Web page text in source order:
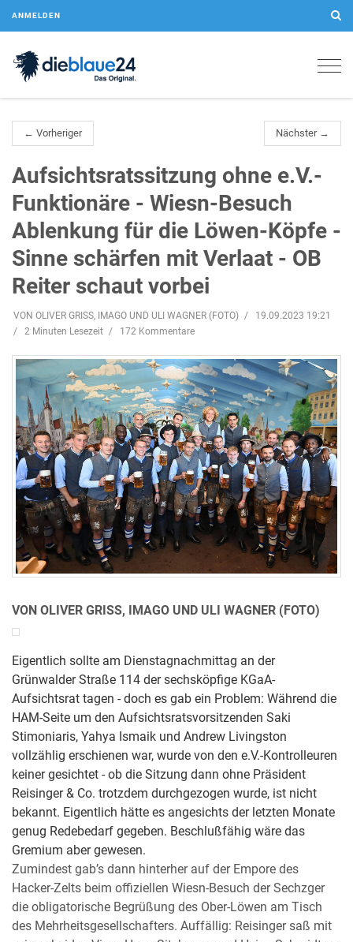
ANMELDEN
← Vorheriger Nächster →
Aufsichtsratssitzung ohne e.V.-
Funktionäre - Wiesn-Besuch
Ablenkung für die Löwen-Köpfe -
Sinne schärfen mit Verlaat - OB
Reiter schaut vorbei
VON OLIVER GRISS, IMAGO UND ULI WAGNER (FOTO)
19.09.2023 19:21
2 Minuten Lesezeit
172 Kommentare
VON OLIVER GRISS, IMAGO UND ULI WAGNER (FOTO)
Eigentlich sollte am Dienstagnachmittag an der
Grünwalder Straße 114 der sechsköpfige KGaA-
Aufsichtsrat tagen - doch es gab ein Problem: Während die
HAM-Seite um den Aufsichtsratsvorsitzenden Saki
Stimoniaris, Yahya Ismaik und Andrew Livingston
vollzählig erschienen war, wurde von den e.V.-Kontrolleuren
keiner gesichtet - ob die Sitzung dann ohne Präsident
Reisinger & Co. trotzdem durchgezogen wurde, ist nicht
bekannt. Eigentlich hätte es angesichts der letzten Monate
genug Redebedarf gegeben. Beschlußfähig wäre das
Gremium aber gewesen.
Zumindest gab’s dann hinterher auf der Empore des
Hacker-Zelts beim offiziellen Wiesn-Besuch der Sechzger
die obligatorische Begrüßung des Ober-Löwen am Tisch
des Mehrheitsgesellschafters. Auffällig: Reisinger saß mit